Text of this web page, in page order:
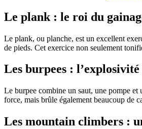
Le plank : le roi du
Le plank, ou planche, est un excellent
de pieds. Cet exercice non seulement
Les burpees :
Le burpee combine un saut, une pompe
force, mais brûle également beaucoup de
Les mountain climbers :